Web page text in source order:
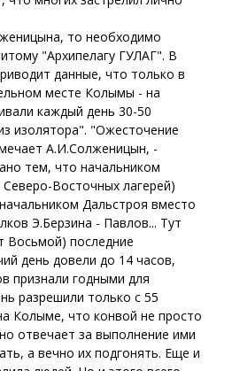
то необходимо
"Архипелагу ГУЛАГ". В
данные, что только в
месте Колымы - на
каждый день 30-50
изолятора". "Ожесточение
А.И.Солженицын, -
тем, что начальником
Восточных лагерей)
Дальстроя вместо
Э.Берзина - Павлов... Тут
Восьмой) последние
день довели до 14 часов,
признали годными для
разрешили только с 55
Колыме, что конвой не просто
отвечает за выполнение ими
а вечно их подгонять. Еще и